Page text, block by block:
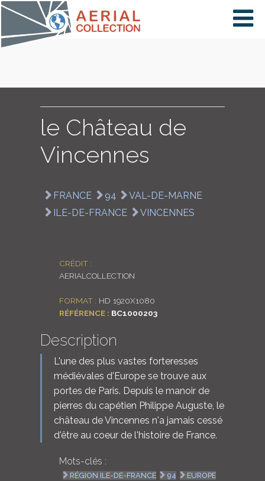
×
COLLECTIONS
le Château de
Vincennes
FRANCE 94
VAL-DE-MARNE
ILE-DE-FRANCE
VINCENNES
CRÉDIT :
AERIALCOLLECTION
FORMAT : HD 1920X1080
RÉFÉRENCE : BC1000203
Description
L'une des plus vastes forteresses
médiévales d'Europe se trouve aux
portes de Paris. Depuis le manoir de
pierres du capétien Philippe Auguste, le
château de Vincennes n'a jamais cessé
d'être au coeur de l'histoire de France.
Mots-clés :
RÉGION ILE-DE-FRANCE 94
EUROPE